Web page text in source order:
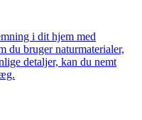
i dit hjem med
du bruger naturmaterialer,
detaljer, kan du nemt